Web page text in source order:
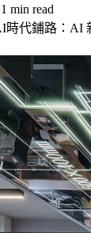
1 min read
時代鋪路：AI